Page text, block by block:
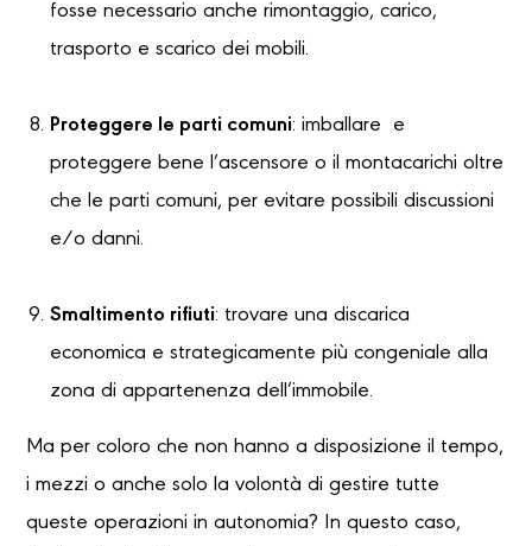
fosse necessario anche rimontaggio, carico,
trasporto e scarico dei mobili.
Proteggere le parti comuni: imballare e
proteggere bene l’ascensore o il montacarichi oltre
che le parti comuni, per evitare possibili discussioni
e/o danni.
Smaltimento rifiuti: trovare una discarica
economica e strategicamente più congeniale alla
zona di appartenenza dell’immobile.
Ma per coloro che non hanno a disposizione il tempo,
i mezzi o anche solo la volontà di gestire tutte
queste operazioni in autonomia? In questo caso,